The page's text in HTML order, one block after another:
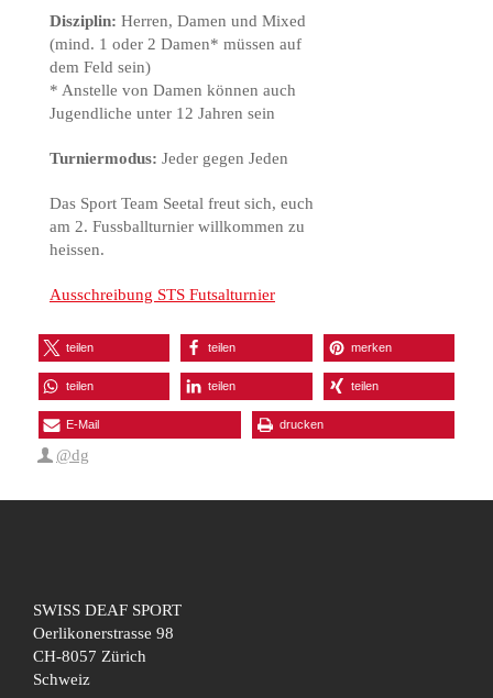
Disziplin: Herren, Damen und Mixed
(mind. 1 oder 2 Damen* müssen auf
dem Feld sein)
* Anstelle von Damen können auch
Jugendliche unter 12 Jahren sein
Turniermodus: Jeder gegen Jeden
Das Sport Team Seetal freut sich, euch
am 2. Fussballturnier willkommen zu
heissen.
Ausschreibung STS Futsalturnier
teilen teilen merken
teilen teilen teilen
E-Mail drucken
@dg
SWISS DEAF SPORT
Oerlikonerstrasse 98
CH-8057 Zürich
Schweiz